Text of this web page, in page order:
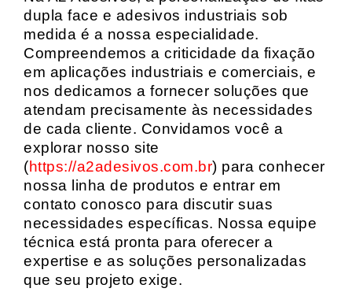
dupla face e adesivos industriais sob
medida é a nossa especialidade.
Compreendemos a criticidade da fixação
em aplicações industriais e comerciais, e
nos dedicamos a fornecer soluções que
atendam precisamente às necessidades
de cada cliente. Convidamos você a
explorar nosso site
(https://a2adesivos.com.br) para conhecer
nossa linha de produtos e entrar em
contato conosco para discutir suas
necessidades específicas. Nossa equipe
técnica está pronta para oferecer a
expertise e as soluções personalizadas
que seu projeto exige.